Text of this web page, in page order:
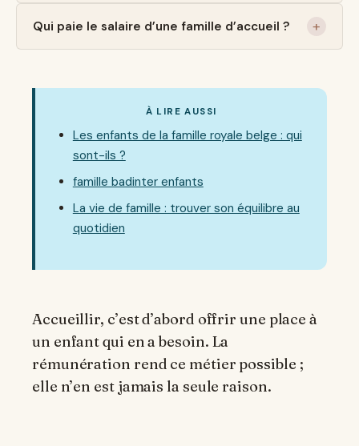
Qui paie le salaire d’une famille d’accueil ?
À LIRE AUSSI
Les enfants de la famille royale belge : qui
sont-ils ?
famille badinter enfants
La vie de famille : trouver son équilibre au
quotidien
Accueillir, c’est d’abord offrir une place à
un enfant qui en a besoin. La
rémunération rend ce métier possible ;
elle n’en est jamais la seule raison.